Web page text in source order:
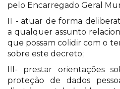
pelo Encarregado Geral
II - atuar de forma
a qualquer assunto
que possam colidir com o
sobre este decreto;
III- prestar orientações
proteção de dados